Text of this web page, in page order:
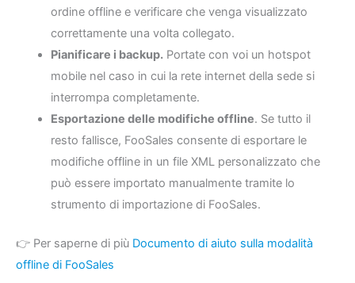
ordine offline e verificare che venga visualizzato
correttamente una volta collegato.
Pianificare i backup.Portate con voi un hotspot
mobile nel caso in cui la rete internet della sede si
interrompa completamente.
Esportazione delle modifiche offline. Se tutto il
resto fallisce, FooSales consente di esportare le
modifiche offline in un file XML personalizzato che
può essere importato manualmente tramite lo
strumento di importazione di FooSales.
👉 Per saperne di più Documento di aiuto sulla modalità
offline di FooSales